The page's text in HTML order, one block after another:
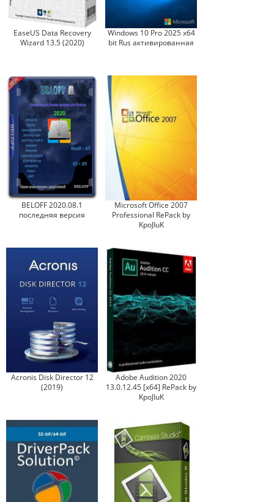
EaseUS Data Recovery
Wizard 13.5 (2020)
Windows 10 Pro 2025 x64
bit Rus активированная
BELOFF 2020.08.1
последняя версия
Microsoft Office 2007
Professional RePack by
KpoJIuK
Acronis Disk Director 12
(2019)
Adobe Audition 2020
13.0.12.45 [x64] RePack by
KpoJIuK